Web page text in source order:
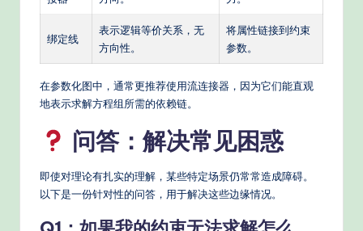
绑定线
表示逻辑等价关系，无
方向性。
将属性链接到约束
参数。
在参数化图中，通常更推荐使用流连接器，因为它们能直观
地表示求解方程组所需的依赖链。
问答：解决常见困惑
即使对理论有扎实的理解，某些特定场景仍常常造成障碍。
以下是一份针对性的问答，用于解决这些边缘情况。